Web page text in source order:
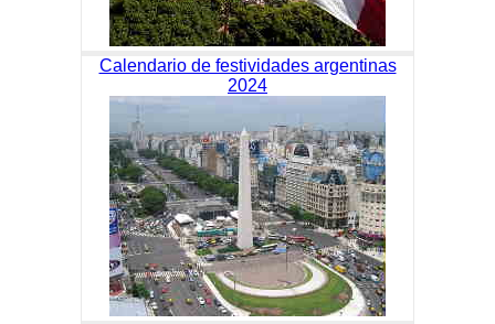
Calendario de festividades argentinas
2024